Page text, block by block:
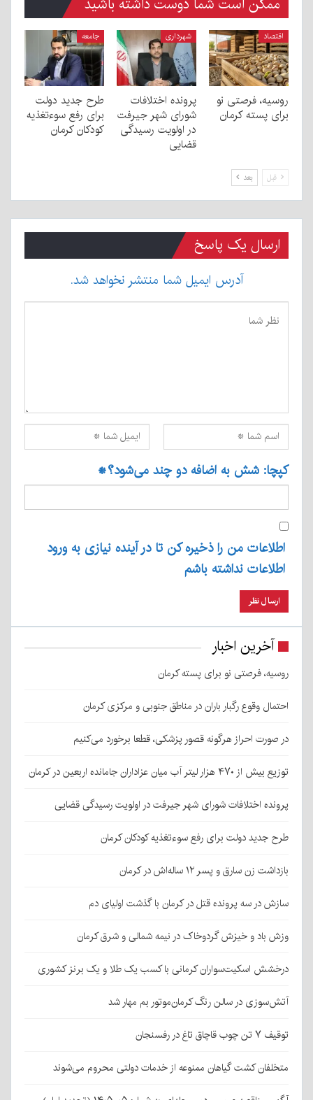
ممکن است شما دوست داشته باشید
اقتصاد
روسیه، فرصتی نو
برای پسته کرمان
شهرداری
پرونده اختلافات
شورای شهر جیرفت
در اولویت رسیدگی
قضایی
جامعه
طرح جدید دولت
برای رفع سوءتغذیه
کودکان کرمان
قبل بعد
ارسال یک پاسخ
آدرس ایمیل شما منتشر نخواهد شد.
کپچا: شش به اضافه دو چند می‌شود؟*
اطلاعات من را ذخیره کن تا در آینده نیازی به ورود
اطلاعات نداشته باشم
آخرین اخبار
روسیه، فرصتی نو برای پسته کرمان
احتمال وقوع رگبار باران در مناطق جنوبی و مرکزی کرمان
در صورت احراز هرگونه قصور پزشکی، قطعا برخورد می‌کنیم
توزیع بیش از ۴۷۰ هزار لیتر آب میان عزاداران جامانده اربعین در کرمان
پرونده اختلافات شورای شهر جیرفت در اولویت رسیدگی قضایی
طرح جدید دولت برای رفع سوءتغذیه کودکان کرمان
بازداشت زن سارق و پسر ۱۲ ساله‌اش در کرمان
سازش در سه پرونده قتل در کرمان با گذشت اولیای دم
وزش باد و خیزش گردوخاک در نیمه شمالی و شرق کرمان
درخشش اسکیت‌سواران کرمانی با کسب یک طلا و یک برنز کشوری
آتش‌سوزی در سالن رنگ کرمان‌موتور بم مهار شد
توقیف ۷ تن چوب قاچاق تاغ در رفسنجان
متخلفان کشت گیاهان ممنوعه از خدمات دولتی محروم می‌شوند